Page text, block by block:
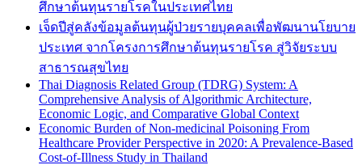
ศึกษาต้นทุนรายโรคในประเทศไทย
เจ็ดปีสู่คลังข้อมูลต้นทุนผู้ป่วยรายบุคคลเพื่อพัฒนานโยบาย
ประเทศ จากโครงการศึกษาต้นทุนรายโรค สู่วิจัยระบบ
สาธารณสุขไทย
Thai Diagnosis Related Group (TDRG) System: A
Comprehensive Analysis of Algorithmic Architecture,
Economic Logic, and Comparative Global Context
Economic Burden of Non-medicinal Poisoning From
Healthcare Provider Perspective in 2020: A Prevalence-Based
Cost-of-Illness Study in Thailand